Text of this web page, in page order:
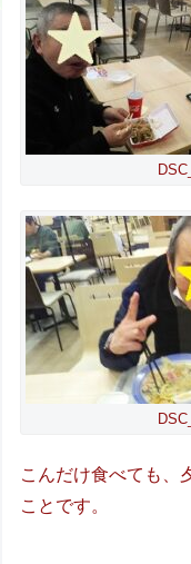
こんだけ食べても、
ことです。